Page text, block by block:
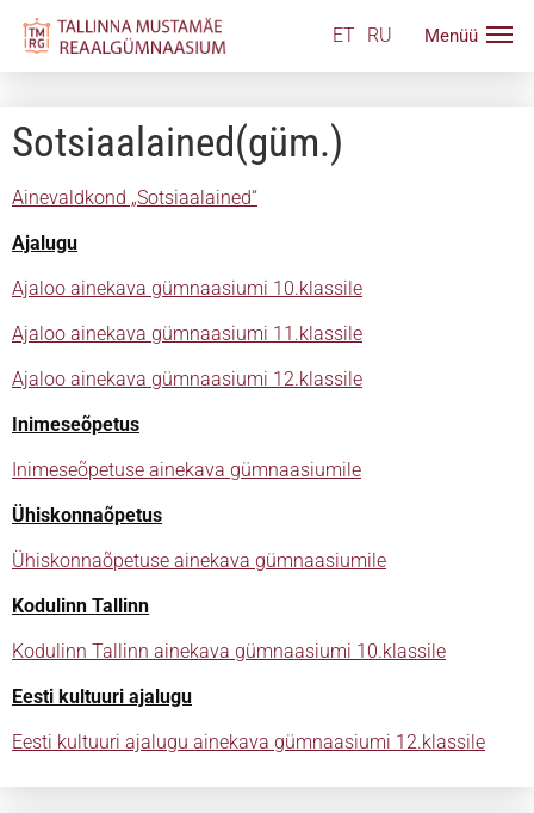
ET RU
Sotsiaalained(güm.)
Ainevaldkond „Sotsiaalained“
Ajalugu
Ajaloo ainekava gümnaasiumi 10.klassile
Ajaloo ainekava gümnaasiumi 11.klassile
Ajaloo ainekava gümnaasiumi 12.klassile
Inimeseõpetus
Inimeseõpetuse ainekava gümnaasiumile
Ühiskonnaõpetus
Ühiskonnaõpetuse ainekava gümnaasiumile
Kodulinn Tallinn
Kodulinn Tallinn ainekava gümnaasiumi 10.klassile
Eesti kultuuri ajalugu
Eesti kultuuri ajalugu ainekava gümnaasiumi 12.klassile